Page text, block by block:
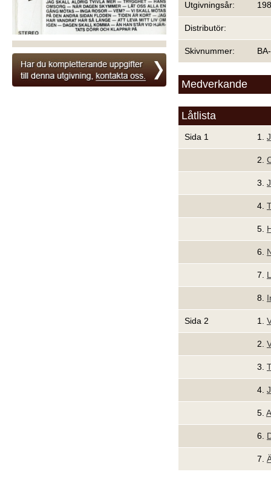
Utgivningsår:
Distributör:
Skivnummer:
Medverkande
Låtlista
Sida 1 1.
2.
3.
4.
5.
6.
7.
8.
Sida 2 1.
2.
3.
4.
5.
6.
7.